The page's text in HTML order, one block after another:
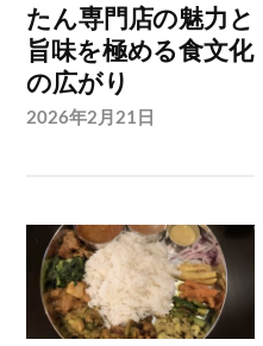
たん専門店の魅力と
旨味を極める食文化
の広がり
2026年2月21日